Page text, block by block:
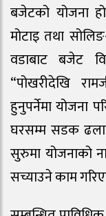
बजेटको योजना
मोटाइ तथा
वडाबाट बजेट
“पोखरीदेखि
हुनुपर्नेमा योजना
घरसम्म सडक
सुरुमा योजनाको
सच्याउने काम